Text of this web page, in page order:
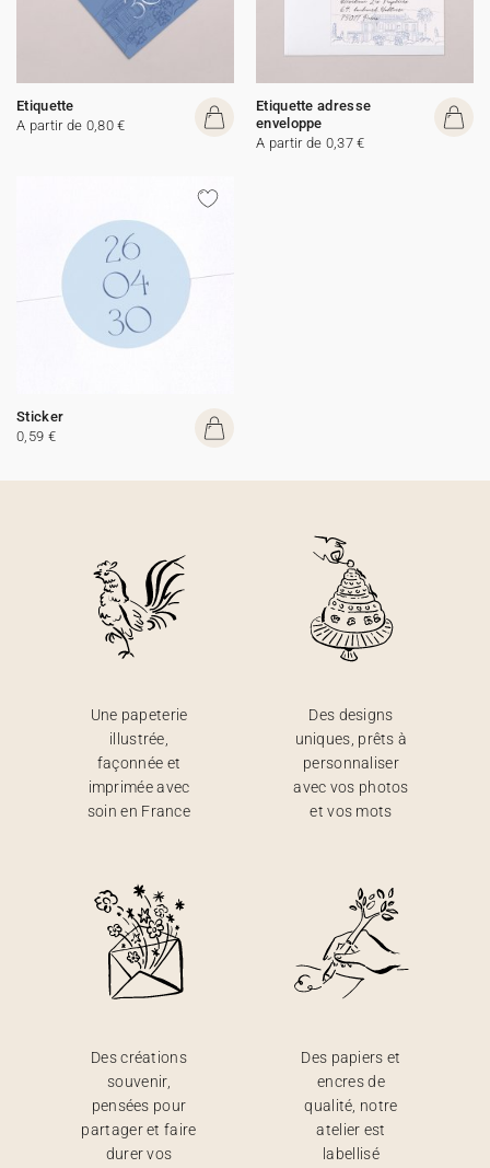
Etiquette
A partir de 0,80 €
Etiquette adresse
enveloppe
A partir de 0,37 €
Sticker
0,59 €
Une papeterie
illustrée,
façonnée et
imprimée avec
soin en France
Des designs
uniques, prêts à
personnaliser
avec vos photos
et vos mots
Des créations
souvenir,
pensées pour
partager et faire
durer vos
Des papiers et
encres de
qualité, notre
atelier est
labellisé